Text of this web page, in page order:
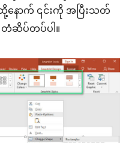
နောက် ၎င်းကို အပြီးသတ်
တံဆိပ်တပ်ပါ။